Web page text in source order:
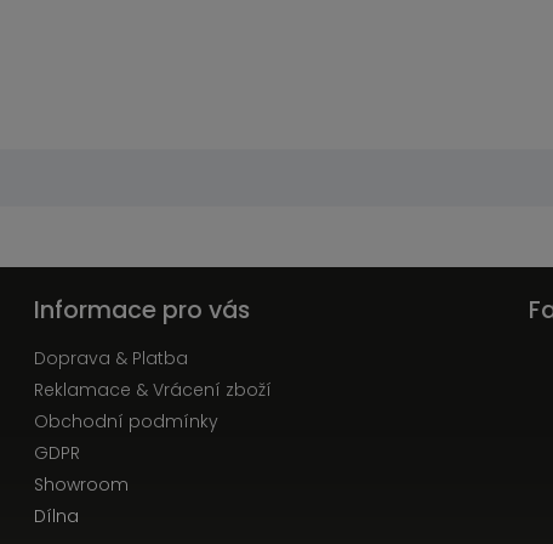
Informace pro vás
Doprava & Platba
Reklamace & Vrácení zboží
Obchodní podmínky
GDPR
Showroom
Dílna